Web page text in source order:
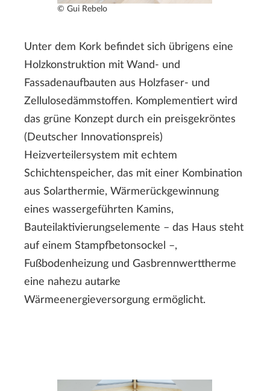
© Gui Rebelo
Unter dem Kork befindet sich übrigens eine
Holzkonstruktion mit Wand- und
Fassadenaufbauten aus Holzfaser- und
Zellulosedämmstoffen. Komplementiert wird
das grüne Konzept durch ein preisgekröntes
(Deutscher Innovationspreis)
Heizverteilersystem mit echtem
Schichtenspeicher, das mit einer Kombination
aus Solarthermie, Wärmerückgewinnung
eines wassergeführten Kamins,
Bauteilaktivierungselemente – das Haus steht
auf einem Stampfbetonsockel –,
Fußbodenheizung und Gasbrennwerttherme
eine nahezu autarke
Wärmeenergieversorgung ermöglicht.